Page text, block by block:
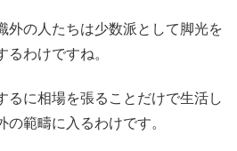
外の人たちは少数派として脚光を
わけですね。
るに相場を張ることだけで生活し
範疇に入るわけです。